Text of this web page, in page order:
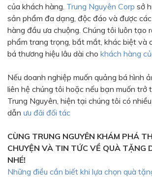
của khách hàng. Trung Nguyên Corp sở
sản phẩm đa dạng, độc đáo và được
hàng đầu ưa chuộng. Chúng tôi luôn tạo
phẩm trang trọng, bắt mắt, khác biệt và
bá thương hiệu lâu dài cho khách hàng
Nếu doanh nghiệp muốn quảng bá hình
liên hệ chúng tôi hoặc nếu bạn muốn trở
Trung Nguyên, hiện tại chúng tôi có
dẫn ưu đãi đối tác
CÙNG TRUNG NGUYÊN KHÁM PHÁ
CHUYỆN VÀ TIN TỨC VỀ QUÀ TẶNG
NHÉ!
Những điều cần biết khi lựa chọn quà